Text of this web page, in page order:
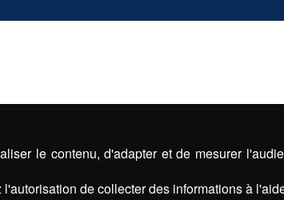
le contenu, d'adapter et de mesurer
de collecter des informations à